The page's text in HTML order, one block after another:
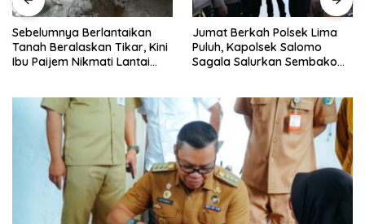
Jumat Berkah Polsek Lima
Puluh, Kapolsek Salomo
Sagala Salurkan Sembako
Satresnarkoba Polres Batu
Bara Gelar Jum’at Berkah,
Santuni Anak Yatim dan